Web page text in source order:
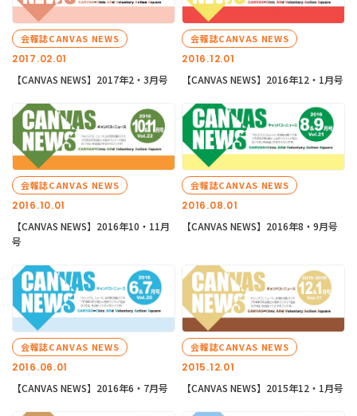
2017.02.01
会報誌CANVAS NEWS
【CANVAS NEWS】2017年2・3月号
2016.12.01
会報誌CANVAS NEWS
【CANVAS NEWS】2016年12・1月号
2016.10.01
会報誌CANVAS NEWS
【CANVAS NEWS】2016年10・11月
号
2016.08.01
会報誌CANVAS NEWS
【CANVAS NEWS】2016年8・9月号
2016.06.01
会報誌CANVAS NEWS
【CANVAS NEWS】2016年6・7月号
2015.12.01
会報誌CANVAS NEWS
【CANVAS NEWS】2015年12・1月号